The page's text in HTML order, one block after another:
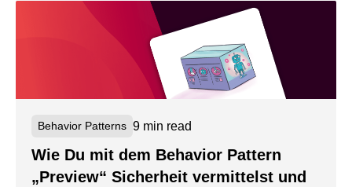
Behavior Patterns 9 min read
Wie Du mit dem Behavior Pattern
„Preview“ Sicherheit vermittelst und